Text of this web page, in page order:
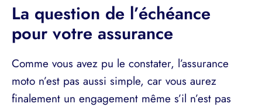
La question de l’échéance
pour votre assurance
Comme vous avez pu le constater, l’assurance
moto n’est pas aussi simple, car vous aurez
finalement un engagement même s’il n’est pas